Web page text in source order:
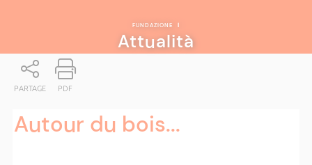
FUNDAZIONE |
Attualità
PARTAGE PDF
Autour du bois...